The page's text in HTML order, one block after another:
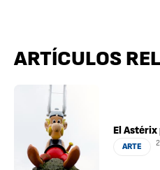
ARTÍCULOS
El Astérix
ARTE